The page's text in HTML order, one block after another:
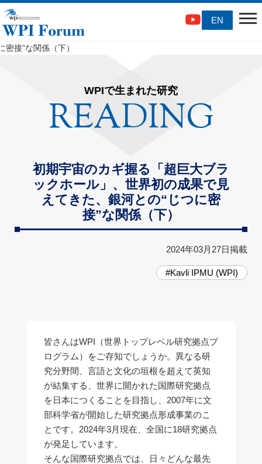
EN
接”な関係（下）
WPIで生まれた研究
READING
初期宇宙のカギ握る「超巨大ブラ
ックホール」、世界初の成果で見
えてきた、銀河との“じつに密
接”な関係（下）
2024年03月27日掲載
#Kavli IPMU (WPI)
皆さんはWPI（世界トップレベル研究拠点プ
ログラム）をご存知でしょうか。異なる研
究分野間、言語と文化の垣根を超えて英知
が結集する、世界に開かれた国際研究拠点
を日本につくることを目指し、2007年に文
部科学省が開始した研究拠点形成事業のこ
とです。2024年3月現在、全国に18研究拠点
が発足しています。
そんな国際研究拠点では、日々どんな最先